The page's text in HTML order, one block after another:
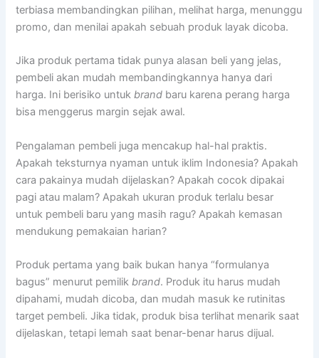
terbiasa membandingkan pilihan, melihat harga, menunggu
promo, dan menilai apakah sebuah produk layak dicoba.
Jika produk pertama tidak punya alasan beli yang jelas,
pembeli akan mudah membandingkannya hanya dari
harga. Ini berisiko untukbrand baru karena perang harga
bisa menggerus margin sejak awal.
Pengalaman pembeli juga mencakup hal-hal praktis.
Apakah teksturnya nyaman untuk iklim Indonesia? Apakah
cara pakainya mudah dijelaskan? Apakah cocok dipakai
pagi atau malam? Apakah ukuran produk terlalu besar
untuk pembeli baru yang masih ragu? Apakah kemasan
mendukung pemakaian harian?
Produk pertama yang baik bukan hanya “formulanya
bagus” menurut pemilikbrand. Produk itu harus mudah
dipahami, mudah dicoba, dan mudah masuk ke rutinitas
target pembeli. Jika tidak, produk bisa terlihat menarik saat
dijelaskan, tetapi lemah saat benar-benar harus dijual.